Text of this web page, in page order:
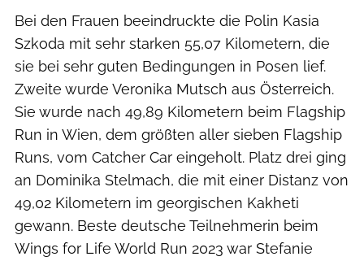
Bei den Frauen beeindruckte die Polin Kasia
Szkoda mit sehr starken 55,07 Kilometern, die
sie bei sehr guten Bedingungen in Posen lief.
Zweite wurde Veronika Mutsch aus Österreich.
Sie wurde nach 49,89 Kilometern beim Flagship
Run in Wien, dem größten aller sieben Flagship
Runs, vom Catcher Car eingeholt. Platz drei ging
an Dominika Stelmach, die mit einer Distanz von
49,02 Kilometern im georgischen Kakheti
gewann. Beste deutsche Teilnehmerin beim
Wings for Life World Run 2023 war Stefanie